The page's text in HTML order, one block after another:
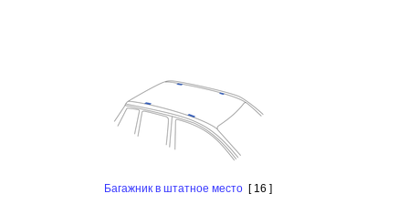
Багажник в штатное место [ 16 ]